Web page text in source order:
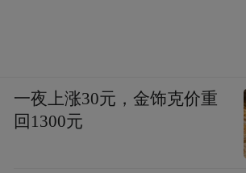
一夜上涨30元，金饰克价重
回1300元